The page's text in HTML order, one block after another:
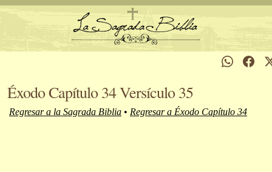
Éxodo Capítulo 34 Versículo 35
Regresar a la Sagrada Biblia • Regresar a Éxodo Capítulo 34